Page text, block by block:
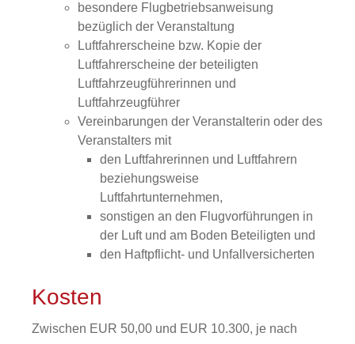
besondere Flugbetriebsanweisung
bezüglich der Veranstaltung
Luftfahrerscheine bzw. Kopie der
Luftfahrerscheine der beteiligten
Luftfahrzeugführerinnen und
Luftfahrzeugführer
Vereinbarungen der Veranstalterin oder des
Veranstalters mit
den Luftfahrerinnen und Luftfahrern
beziehungsweise
Luftfahrtunternehmen,
sonstigen an den Flugvorführungen in
der Luft und am Boden Beteiligten und
den Haftpflicht- und Unfallversicherten
Kosten
Zwischen EUR 50,00 und EUR 10.300, je nach